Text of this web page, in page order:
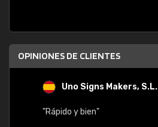
OPINIONES DE CLIENTES
Uno Signs Makers, S.L.
"Rápido y bien"